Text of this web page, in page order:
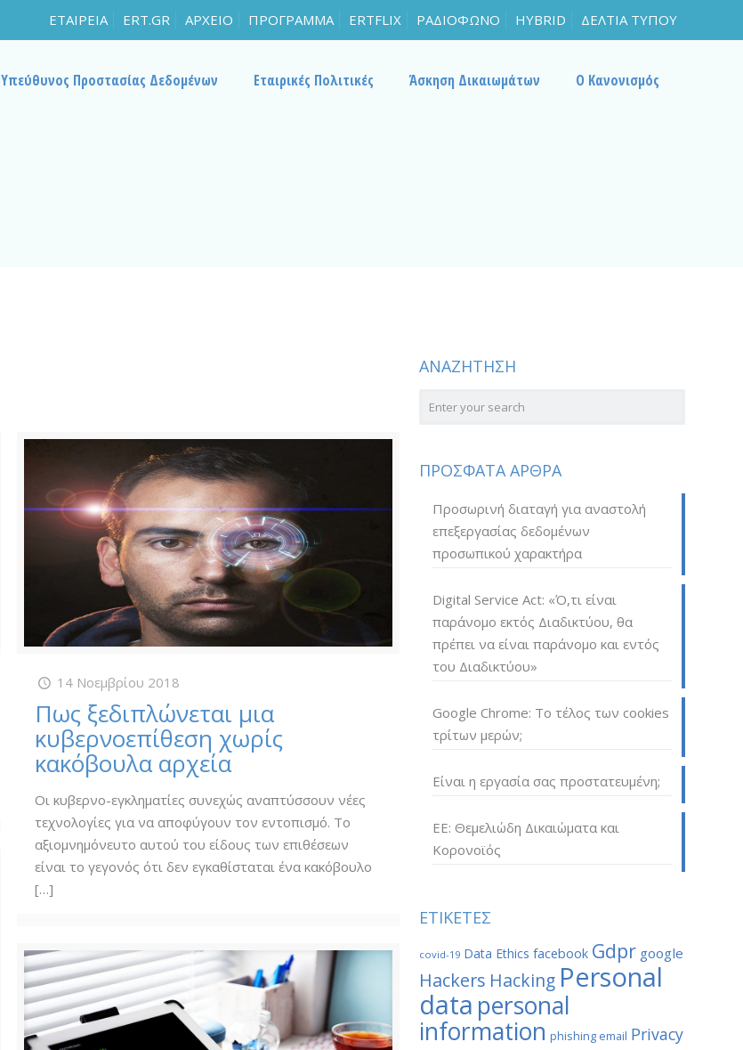
ΕΤΑΙΡΕΙΑ ERT.GR ΑΡΧΕΙΟ ΠΡΟΓΡΑΜΜΑ ERTFLIX ΡΑΔΙΟΦΩΝΟ HYBRID ΔΕΛΤΙΑ ΤΥΠΟΥ
Υπεύθυνος Προστασίας Δεδομένων Εταιρικές Πολιτικές Άσκηση Δικαιωμάτων Ο Κανονισμός
14 Νοεμβρίου 2018
Πως ξεδιπλώνεται μια
κυβερνοεπίθεση χωρίς
κακόβουλα αρχεία
Οι κυβερνο-εγκληματίες συνεχώς αναπτύσσουν νέες
τεχνολογίες για να αποφύγουν τον εντοπισμό. Το
αξιομνημόνευτο αυτού του είδους των επιθέσεων
είναι το γεγονός ότι δεν εγκαθίσταται ένα κακόβουλο
[…]
ΑΝΑΖΗΤΗΣΗ
ΠΡΟΣΦΑΤΑ ΑΡΘΡΑ
Προσωρινή διαταγή για αναστολή
επεξεργασίας δεδομένων
προσωπικού χαρακτήρα
Digital Service Act: «Ό,τι είναι
παράνομο εκτός Διαδικτύου, θα
πρέπει να είναι παράνομο και εντός
του Διαδικτύου»
Google Chrome: Το τέλος των cookies
τρίτων μερών;
Είναι η εργασία σας προστατευμένη;
ΕΕ: Θεμελιώδη Δικαιώματα και
Κορονοϊός
ΕΤΙΚΕΤΕΣ
covid-19 Data Ethics facebook Gdpr google
Hackers Hacking Personal
data personal
information phishing email Privacy